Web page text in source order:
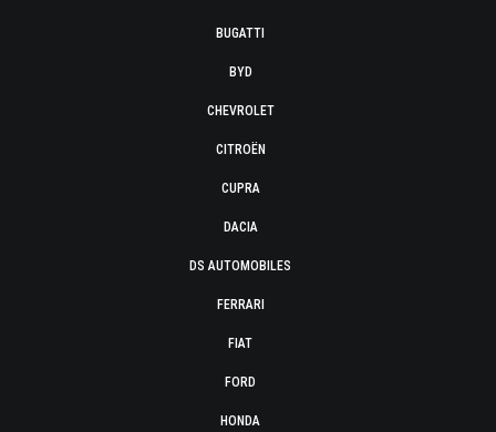
BUGATTI
BYD
CHEVROLET
CITROËN
CUPRA
DACIA
DS AUTOMOBILES
FERRARI
FIAT
FORD
HONDA